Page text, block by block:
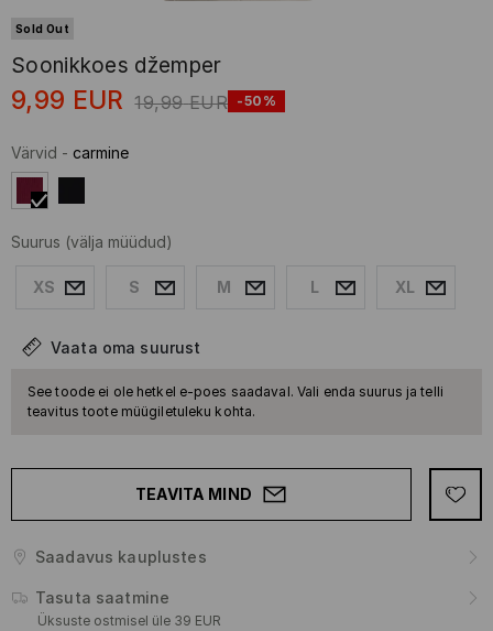
Sold Out
Soonikkoes džemper
9,99 EUR 19,99 EUR -50%
Värvid - carmine
Suurus (välja müüdud)
XS S M L XL
Vaata oma suurust
See toode ei ole hetkel e-poes saadaval. Vali enda suurus ja telli
teavitus toote müügiletuleku kohta.
TEAVITA MIND
Saadavus kauplustes
Tasuta saatmine
Üksuste ostmisel üle 39 EUR